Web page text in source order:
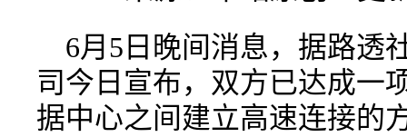
6月5日晚间消息，据路透
司今日宣布，双方已达成一
据中心之间建立高速连接的